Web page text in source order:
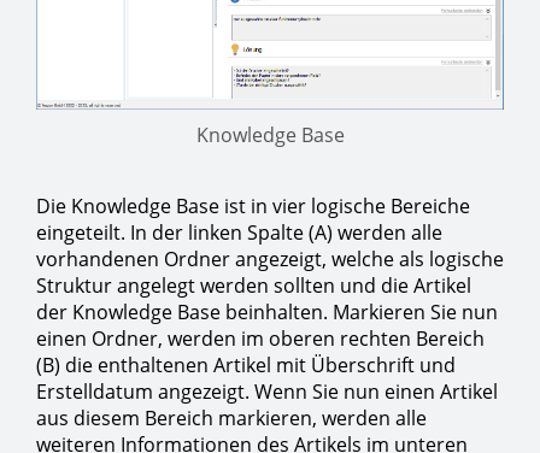
Knowledge Base
Die Knowledge Base ist in vier logische Bereiche
eingeteilt. In der linken Spalte (A) werden alle
vorhandenen Ordner angezeigt, welche als logische
Struktur angelegt werden sollten und die Artikel
der Knowledge Base beinhalten. Markieren Sie nun
einen Ordner, werden im oberen rechten Bereich
(B) die enthaltenen Artikel mit Überschrift und
Erstelldatum angezeigt. Wenn Sie nun einen Artikel
aus diesem Bereich markieren, werden alle
weiteren Informationen des Artikels im unteren